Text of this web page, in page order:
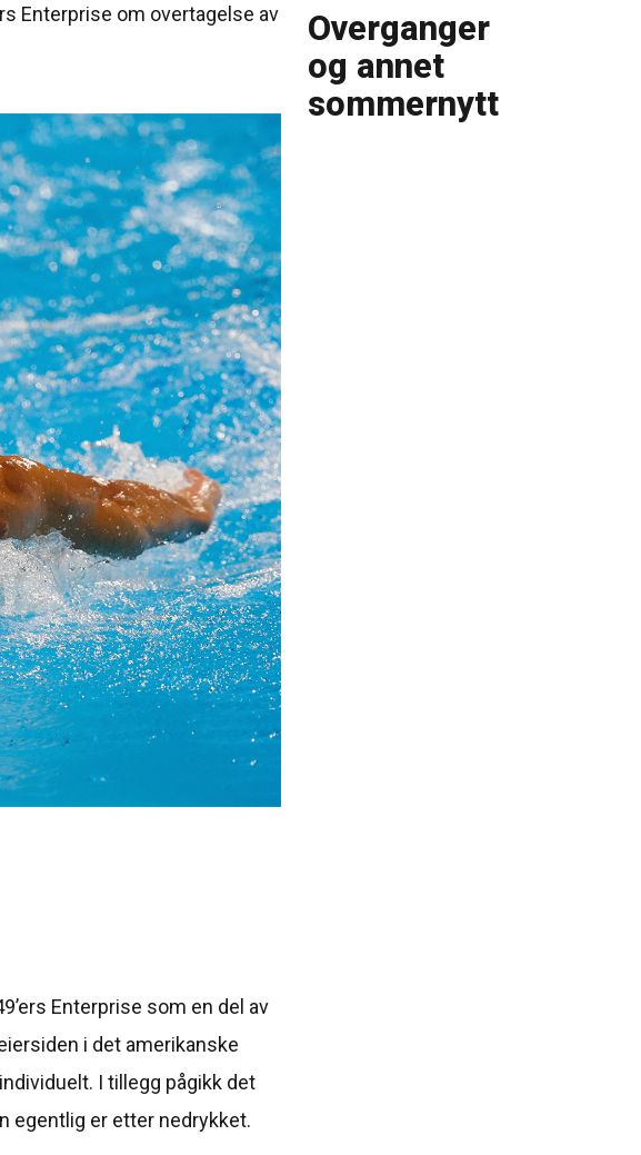
Enterprise om overtagelse av
Enterprise som en del av
i det amerikanske
I tillegg pågikk det
egentlig er etter nedrykket.
Overganger
og annet
sommernytt